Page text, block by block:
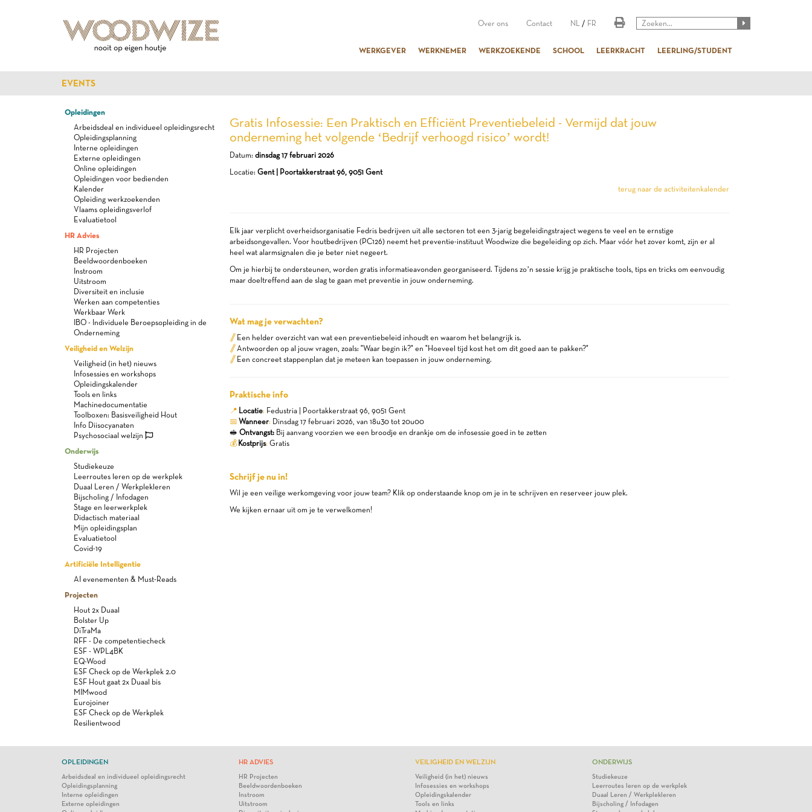
Over ons Contact NL / FR
WERKGEVER WERKNEMER WERKZOEKENDE SCHOOL LEERKRACHT LEERLING/STUDENT
EVENTS
Opleidingen
Arbeidsdeal en individueel opleidingsrecht
Opleidingsplanning
Interne opleidingen
Externe opleidingen
Online opleidingen
Opleidingen voor bedienden
Kalender
Opleiding werkzoekenden
Vlaams opleidingsverlof
Evaluatietool
HR Advies
HR Projecten
Beeldwoordenboeken
Instroom
Uitstroom
Diversiteit en inclusie
Werken aan competenties
Werkbaar Werk
IBO - Individuele Beroepsopleiding in de
Onderneming
Veiligheid en Welzijn
Veiligheid (in het) nieuws
Infosessies en workshops
Opleidingskalender
Tools en links
Machinedocumentatie
Toolboxen: Basisveiligheid Hout
Info Diisocyanaten
Psychosociaal welzijn
Onderwijs
Studiekeuze
Leerroutes leren op de werkplek
Duaal Leren / Werkplekleren
Bijscholing / Infodagen
Stage en leerwerkplek
Didactisch materiaal
Mijn opleidingsplan
Evaluatietool
Covid-19
Artificiële Intelligentie
AI evenementen & Must-Reads
Projecten
Hout 2x Duaal
Bolster Up
DiTraMa
RFF - De competentiecheck
ESF - WPL4BK
EQ-Wood
ESF Check op de Werkplek 2.0
ESF Hout gaat 2x Duaal bis
MIMwood
Eurojoiner
ESF Check op de Werkplek
Resilientwood
Gratis Infosessie: Een Praktisch en Efficiënt Preventiebeleid - Vermijd dat jouw
onderneming het volgende ‘Bedrijf verhoogd risico’ wordt!
Datum: dinsdag 17 februari 2026
Locatie: Gent | Poortakkerstraat 96, 9051 Gent
terug naar de activiteitenkalender
Elk jaar verplicht overheidsorganisatie Fedris bedrijven uit alle sectoren tot een 3-jarig begeleidingstraject wegens te veel en te ernstige
arbeidsongevallen. Voor houtbedrijven (PC126) neemt het preventie-instituut Woodwize die begeleiding op zich. Maar vóór het zover komt, zijn er al
heel wat alarmsignalen die je beter niet negeert.
Om je hierbij te ondersteunen, worden gratis informatieavonden georganiseerd. Tijdens zo’n sessie krijg je praktische tools, tips en tricks om eenvoudig
maar doeltreffend aan de slag te gaan met preventie in jouw onderneming.
Wat mag je verwachten?
Een helder overzicht van wat een preventiebeleid inhoudt en waarom het belangrijk is.
Antwoorden op al jouw vragen, zoals: "Waar begin ik?" en "Hoeveel tijd kost het om dit goed aan te pakken?"
Een concreet stappenplan dat je meteen kan toepassen in jouw onderneming.
Praktische info
📍 Locatie: Fedustria | Poortakkerstraat 96, 9051 Gent
📅 Wanneer: Dinsdag 17 februari 2026, van 18u30 tot 20u00
🥪 Ontvangst:Bij aanvang voorzien we een broodje en drankje om de infosessie goed in te zetten
💰 Kostprijs: Gratis
Schrijf je nu in!
Wil je een veilige werkomgeving voor jouw team? Klik op onderstaande knop om je in te schrijven en reserveer jouw plek.
We kijken ernaar uit om je te verwelkomen!
OPLEIDINGEN
Arbeidsdeal en individueel opleidingsrecht
Opleidingsplanning
Interne opleidingen
Externe opleidingen
HR ADVIES
HR Projecten
Beeldwoordenboeken
Instroom
Uitstroom
VEILIGHEID EN WELZIJN
Veiligheid (in het) nieuws
Infosessies en workshops
Opleidingskalender
Tools en links
ONDERWIJS
Studiekeuze
Leerroutes leren op de werkplek
Duaal Leren / Werkplekleren
Bijscholing / Infodagen